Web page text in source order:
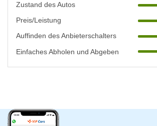
Zustand des Autos
Preis/Leistung
Auffinden des Anbieterschalters
Einfaches Abholen und Abgeben